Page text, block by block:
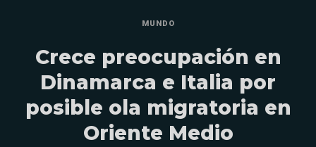
MUNDO
Crece preocupación en
Dinamarca e Italia por
posible ola migratoria en
Oriente Medio